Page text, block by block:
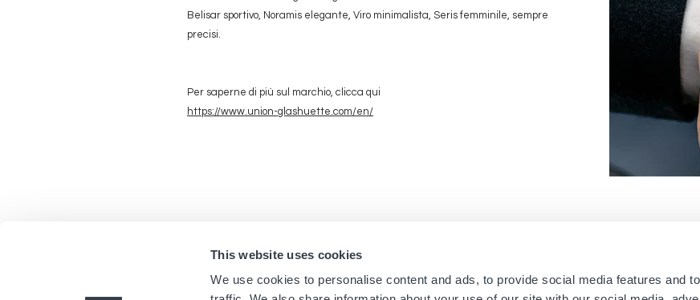
This website uses cookies
We use cookies to personalise content and ads, to provide social media features and
Belisar sportivo, Noramis elegante, Viro minimalista, Seris femminile, sempre
precisi.
Per saperne di più sul marchio, clicca qui
https://www.union-glashuette.com/en/
Navigation
Home Menu
Newsletter dei negozi